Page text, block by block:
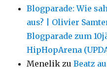
Blogparade: Wie
aus? | Olivier
Blogparade zum
HipHopArena
Menelik zuBeatz